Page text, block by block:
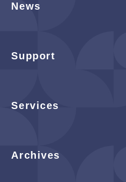
News
Support
Services
Archives